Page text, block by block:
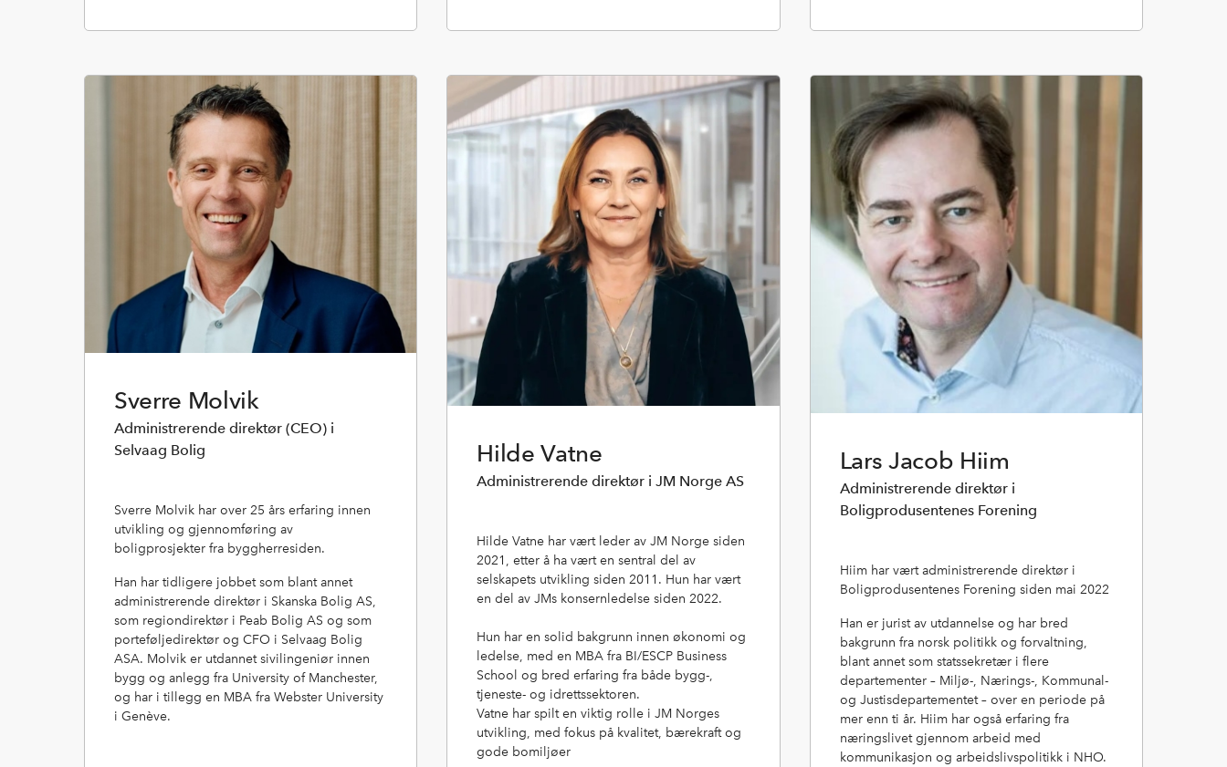
Sverre Molvik
Administrerende direktør (CEO) i
Selvaag Bolig
Sverre Molvik har over 25 års erfaring innen
utvikling og gjennomføring av
boligprosjekter fra byggherresiden.
Han har tidligere jobbet som blant annet
administrerende direktør i Skanska Bolig AS,
som regiondirektør i Peab Bolig AS og som
porteføljedirektør og CFO i Selvaag Bolig
ASA. Molvik er utdannet sivilingeniør innen
bygg og anlegg fra University of Manchester,
og har i tillegg en MBA fra Webster University
i Genève.
Hilde Vatne
Administrerende direktør i JM Norge AS
Hilde Vatne har vært leder av JM Norge siden
2021, etter å ha vært en sentral del av
selskapets utvikling siden 2011. Hun har vært
en del av JMs konsernledelse siden 2022.
Hun har en solid bakgrunn innen økonomi og
ledelse, med en MBA fra BI/ESCP Business
School og bred erfaring fra både bygg-,
tjeneste- og idrettssektoren.
Vatne har spilt en viktig rolle i JM Norges
utvikling, med fokus på kvalitet, bærekraft og
gode bomiljøer
Lars Jacob Hiim
Administrerende direktør i
Boligprodusentenes Forening
Hiim har vært administrerende direktør i
Boligprodusentenes Forening siden mai 2022
Han er jurist av utdannelse og har bred
bakgrunn fra norsk politikk og forvaltning,
blant annet som statssekretær i flere
departementer – Miljø-, Nærings-, Kommunal-
og Justisdepartementet – over en periode på
mer enn ti år. Hiim har også erfaring fra
næringslivet gjennom arbeid med
kommunikasjon og arbeidslivspolitikk i NHO.